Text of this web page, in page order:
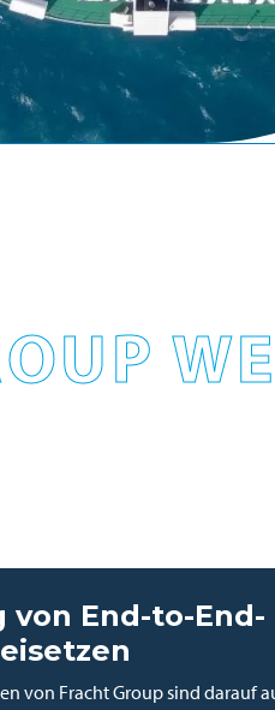
von End-to-End-
von Fracht Group sind darauf